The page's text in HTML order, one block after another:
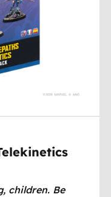
children. Be